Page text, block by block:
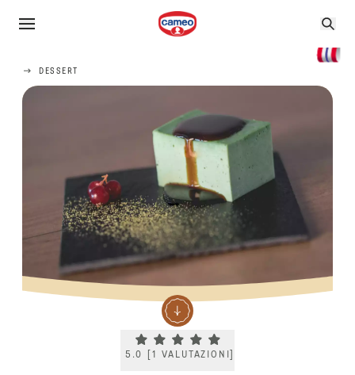
DESSERT
Current rating 5.0. Click to rate.
5.0 1 VALUTAZIONI